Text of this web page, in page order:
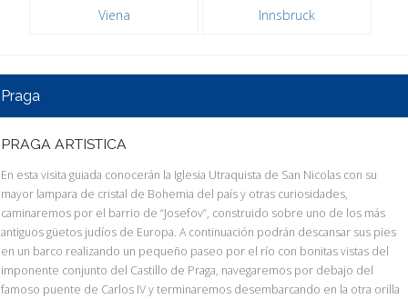
Viena Innsbruck
Praga
PRAGA ARTISTICA
En esta visita guiada conocerán la Iglesia Utraquista de San Nicolas con su
mayor lampara de cristal de Bohemia del país y otras curiosidades,
caminaremos por el barrio de “Josefov”, construido sobre uno de los más
antiguos güetos judíos de Europa. A continuación podrán descansar sus pies
en un barco realizando un pequeño paseo por el río con bonitas vistas del
imponente conjunto del Castillo de Praga, navegaremos por debajo del
famoso puente de Carlos IV y terminaremos desembarcando en la otra orilla